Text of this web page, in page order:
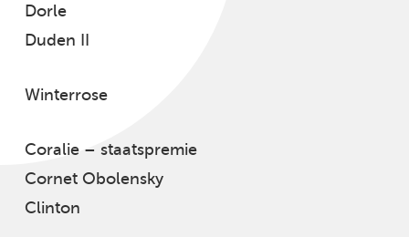
Dorle
Duden II
Winterrose
Coralie – staatspremie
Cornet Obolensky
Clinton